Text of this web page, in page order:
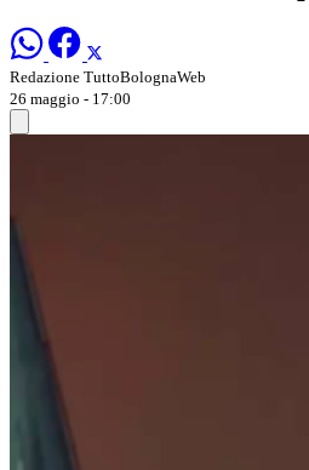
Redazione TuttoBolognaWeb
26 maggio - 17:00